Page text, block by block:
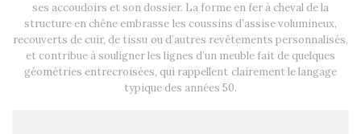
ses accoudoirs et son dossier. La forme en fer à cheval de la
structure en chêne embrasse les coussins d’assise volumineux,
recouverts de cuir, de tissu ou d’autres revêtements personnalisés,
et contribue à souligner les lignes d’un meuble fait de quelques
géométries entrecroisées, qui rappellent clairement le langage
typique des années 50.